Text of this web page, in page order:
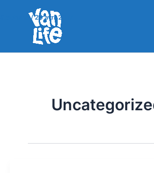
Stephane/20 avril 2017